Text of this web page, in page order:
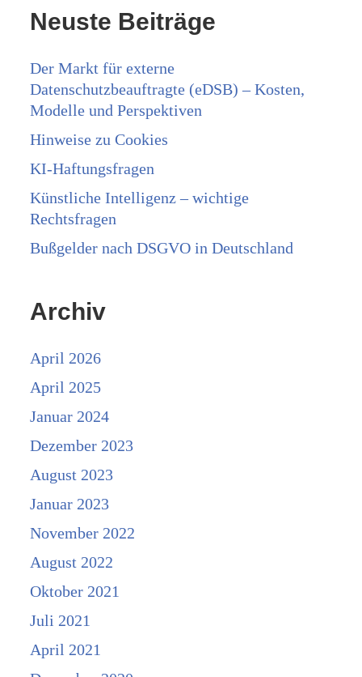
Neuste Beiträge
Der Markt für externe
Datenschutzbeauftragte (eDSB) – Kosten,
Modelle und Perspektiven
Hinweise zu Cookies
KI-Haftungsfragen
Künstliche Intelligenz – wichtige
Rechtsfragen
Bußgelder nach DSGVO in Deutschland
Archiv
April 2026
April 2025
Januar 2024
Dezember 2023
August 2023
Januar 2023
November 2022
August 2022
Oktober 2021
Juli 2021
April 2021